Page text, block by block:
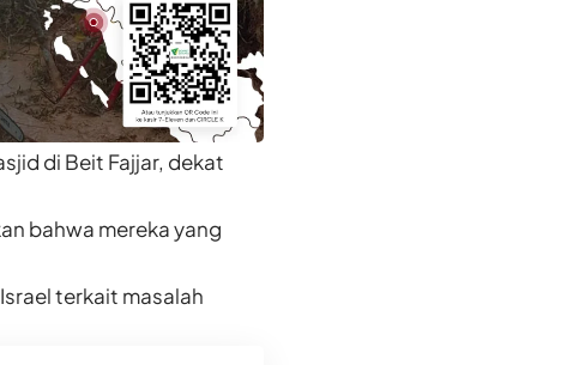
di Beit Fajjar, dekat
bahwa mereka yang
terkait masalah